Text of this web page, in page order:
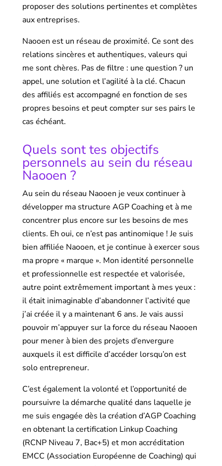
proposer des solutions pertinentes et complètes
aux entreprises.
Naooen est un réseau de proximité. Ce sont des
relations sincères et authentiques, valeurs qui
me sont chères. Pas de filtre : une question ? un
appel, une solution et l’agilité à la clé. Chacun
des affiliés est accompagné en fonction de ses
propres besoins et peut compter sur ses pairs le
cas échéant.
Quels sont tes objectifs
personnels au sein du réseau
Naooen ?
Au sein du réseau Naooen je veux continuer à
développer ma structure AGP Coaching et à me
concentrer plus encore sur les besoins de mes
clients. Eh oui, ce n’est pas antinomique ! Je suis
bien affiliée Naooen, et je continue à exercer sous
ma propre « marque ». Mon identité personnelle
et professionnelle est respectée et valorisée,
autre point extrêmement important à mes yeux :
il était inimaginable d’abandonner l’activité que
j’ai créée il y a maintenant 6 ans. Je vais aussi
pouvoir m’appuyer sur la force du réseau Naooen
pour mener à bien des projets d’envergure
auxquels il est difficile d’accéder lorsqu’on est
solo entrepreneur.
C’est également la volonté et l’opportunité de
poursuivre la démarche qualité dans laquelle je
me suis engagée dès la création d’AGP Coaching
en obtenant la certification Linkup Coaching
(RCNP Niveau 7, Bac+5) et mon accréditation
EMCC (Association Européenne de Coaching) qui